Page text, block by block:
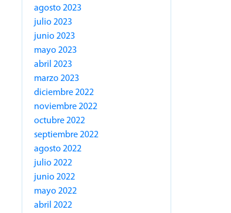
agosto 2023
julio 2023
junio 2023
mayo 2023
abril 2023
marzo 2023
diciembre 2022
noviembre 2022
octubre 2022
septiembre 2022
agosto 2022
julio 2022
junio 2022
mayo 2022
abril 2022